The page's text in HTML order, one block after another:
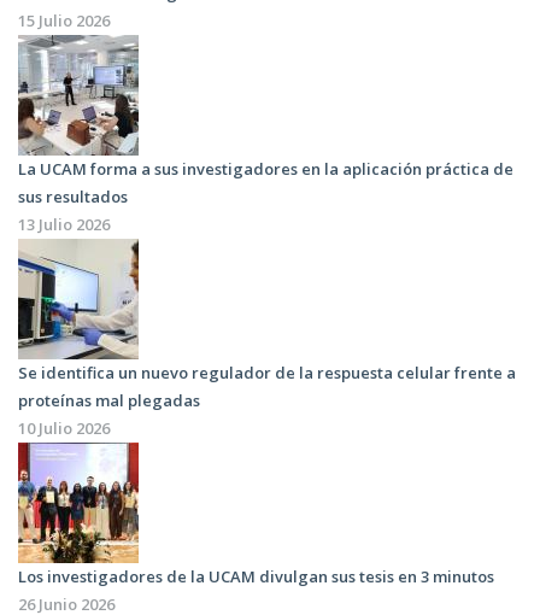
15 Julio 2026
La UCAM forma a sus investigadores en la aplicación práctica de
sus resultados
13 Julio 2026
Se identifica un nuevo regulador de la respuesta celular frente a
proteínas mal plegadas
10 Julio 2026
Los investigadores de la UCAM divulgan sus tesis en 3 minutos
26 Junio 2026